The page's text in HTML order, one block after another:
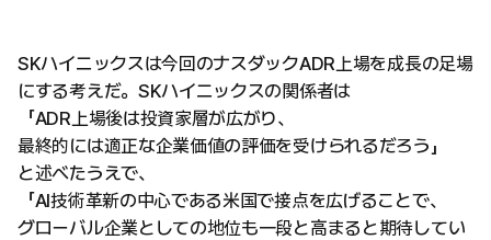
SKハイニックスは今回のナスダックADR上場を成長の足場
にする考えだ。SKハイニックスの関係者は
「ADR上場後は投資家層が広がり、
最終的には適正な企業価値の評価を受けられるだろう」
と述べたうえで、
「AI技術革新の中心である米国で接点を広げることで、
グローバル企業としての地位も一段と高まると期待してい